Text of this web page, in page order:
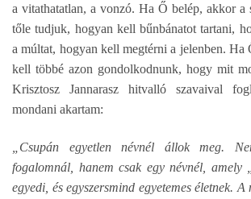
a vitathatatlan, a vonzó. Ha Ő belép, akkor a
tőle tudjuk, hogyan kell bűnbánatot tartani,
a múltat, hogyan kell megtérni a jelenben. Ha
kell többé azon gondolkodnunk, hogy mit
Krisztosz Jannarasz hitvalló szavaival
mondani akartam:
„Csupán egyetlen névnél állok meg.
fogalomnál, hanem csak egy névnél, amely
egyedi, és egyszersmind egyetemes életnek. A